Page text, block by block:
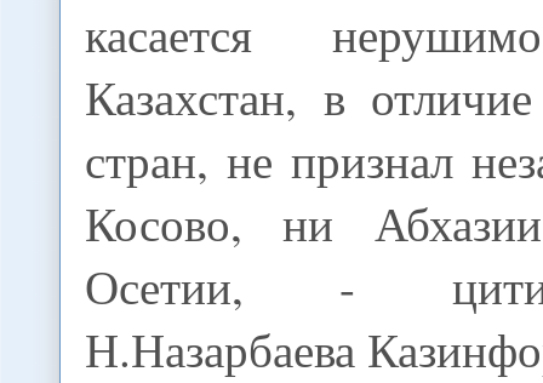
касается
Казахстан, в
стран, не признал
Косово, ни
Осетии, -
Н.Назарбаева